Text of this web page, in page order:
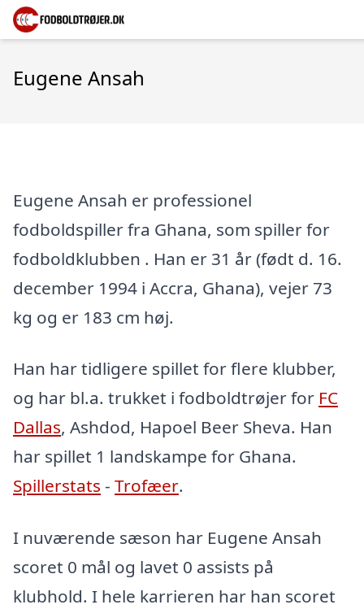
Eugene Ansah
Eugene Ansah er professionel
fodboldspiller fra Ghana, som spiller for
fodboldklubben . Han er 31 år (født d. 16.
december 1994 i Accra, Ghana), vejer 73
kg og er 183 cm høj.
Han har tidligere spillet for flere klubber,
og har bl.a. trukket i fodboldtrøjer for FC
Dallas, Ashdod, Hapoel Beer Sheva. Han
har spillet 1 landskampe for Ghana.
Spillerstats - Trofæer.
I nuværende sæson har Eugene Ansah
scoret 0 mål og lavet 0 assists på
klubhold. I hele karrieren har han scoret